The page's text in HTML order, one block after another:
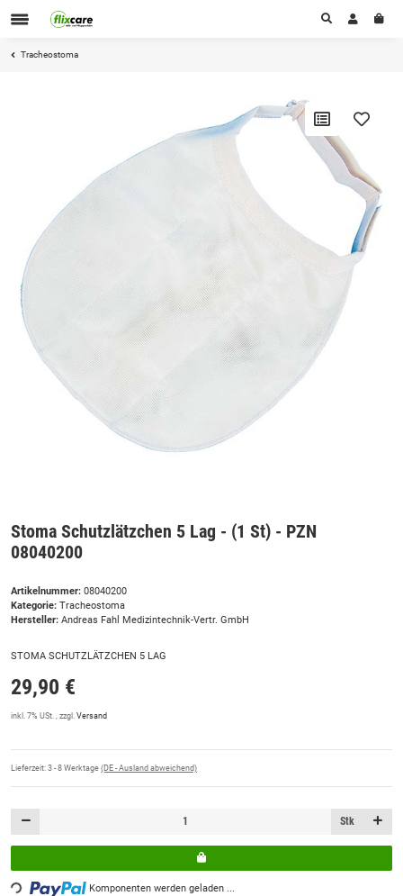
Tracheostoma
Stoma Schutzlätzchen 5 Lag - (1 St) - PZN
08040200
Artikelnummer: 08040200
Kategorie: Tracheostoma
Hersteller: Andreas Fahl Medizintechnik-Vertr. GmbH
STOMA SCHUTZLÄTZCHEN 5 LAG
29,90 €
inkl. 7% USt. , zzgl. Versand
Lieferzeit: 3 - 8 Werktage (DE - Ausland abweichend)
Stk
Komponenten werden geladen ...